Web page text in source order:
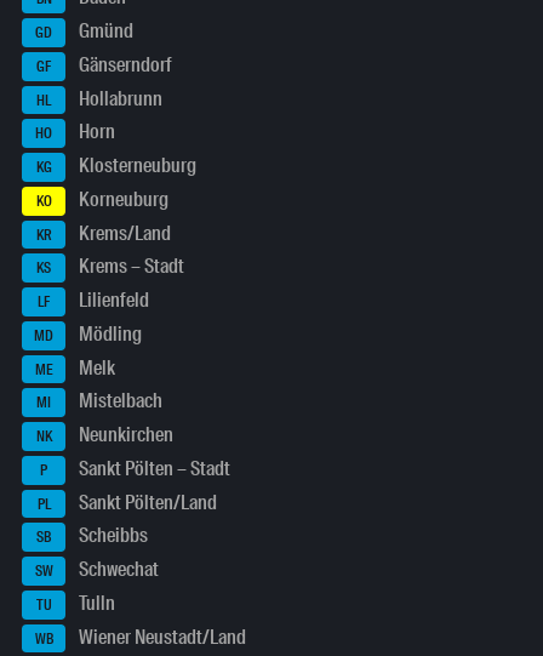
GD Gmünd
GF Gänserndorf
HL Hollabrunn
HO Horn
KG Klosterneuburg
KO Korneuburg
KR Krems/Land
KS Krems – Stadt
LF Lilienfeld
MD Mödling
ME Melk
MI Mistelbach
NK Neunkirchen
P Sankt Pölten – Stadt
PL Sankt Pölten/Land
SB Scheibbs
SW Schwechat
TU Tulln
WB Wiener Neustadt/Land